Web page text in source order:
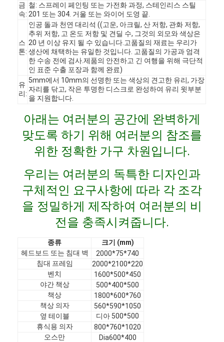
집
제품
비디오
VR 쇼
공장 투어
품질 관리
문의하기
뉴스
금
속:
철: 스프레이 페인팅 또는 가전화 과정, 스테인리스 스틸
201 또는 304. 거울 또는 와이어 도영 끝.
스
톤:
인공 돌과 천연 대리석 ((고운, 아크릴, 산 저항, 관화 저항,
추위 저항, 고 온도 저항 및 견딜 수, 그것의 외모와 색상은
20 년 이상 유지 될 수 있습니다.고품질의 재료는 우리가
생산에 채택하는 유일한 것입니다. 고품질의 가공과 엄격
한 수송 전에 검사.제품의 안전하고 긴 여행을 위해 극단적
인 표준 수출 포장과 함께 완료)
유
리:
5mm에서 10mm의 선명한 또는 색상의 견고한 유리, 가장
자리를 닦고, 작은 투명한 디스크로 완성하여 유리 윗부분
을 지원합니다.
아래는 여러분의 공간에 완벽하게
맞도록 하기 위해 여러분의 참조를
위한 정확한 가구 차원입니다.
우리는 여러분의 독특한 디자인과
구체적인 요구사항에 따라 각 조각
을 정밀하게 제작하여 여러분의 비
전을 충족시켜줍니다.
종류
크기 (mm)
헤드보드 또는 침대 벽
2000*75*740
침대 프레임
2000*2100*220
벤치
1600*500*450
야간 책상
500*400*500
책상
1800*600*760
책상 의자
560*590*1050
옆 테이블
디아 500*500
휴식용 의자
800*760*1020
오스만
Dia600*400